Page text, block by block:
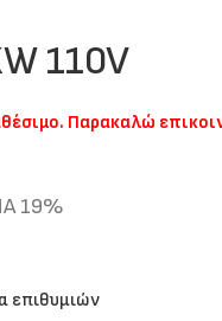
110V
Παρακαλώ
19%
επιθυμιών